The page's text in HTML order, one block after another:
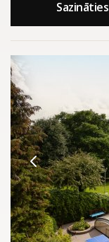
Sazināties